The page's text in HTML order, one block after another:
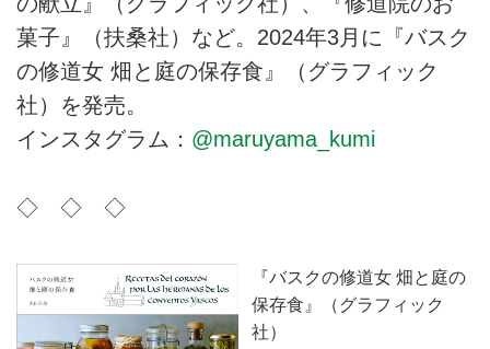
菓子』（扶桑社）など。2024年3月に『バスク
の修道女 畑と庭の保存食』（グラフィック
社）を発売。
インスタグラム： @maruyama_kumi
◇ ◇ ◇
『バスクの修道女 畑と庭の
保存食』（グラフィック
社）